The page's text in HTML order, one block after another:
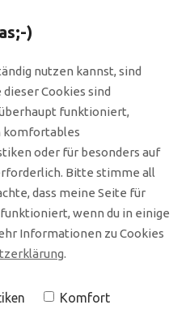
Blick gefunden, was
es doch bitte einmal
du verwendest ein
ansprechen. Am besten
Media-Kanäle.
)
nutzen kannst, sind
Cookies sind
funktioniert,
komfortables
oder für besonders auf
Bitte stimme all
dass meine Seite für
wenn du in einige
Informationen zu Cookies
.
Komfort